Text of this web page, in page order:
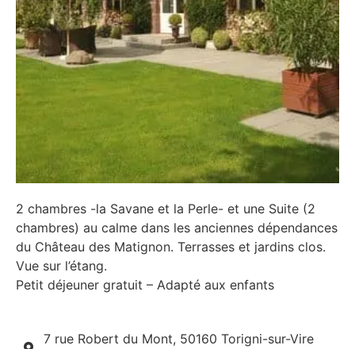
2 chambres -la Savane et la Perle- et une Suite (2
chambres) au calme dans les anciennes dépendances
du Château des Matignon. Terrasses et jardins clos.
Vue sur l’étang.
Petit déjeuner gratuit – Adapté aux enfants
7 rue Robert du Mont, 50160 Torigni-sur-Vire